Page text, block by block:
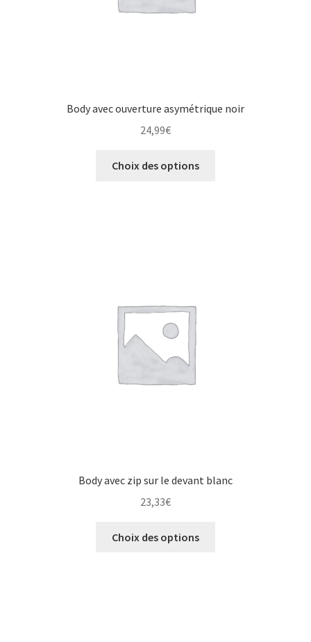
Body avec ouverture asymétrique noir
24,99€
Choix des options
Body avec zip sur le devant blanc
23,33€
Choix des options